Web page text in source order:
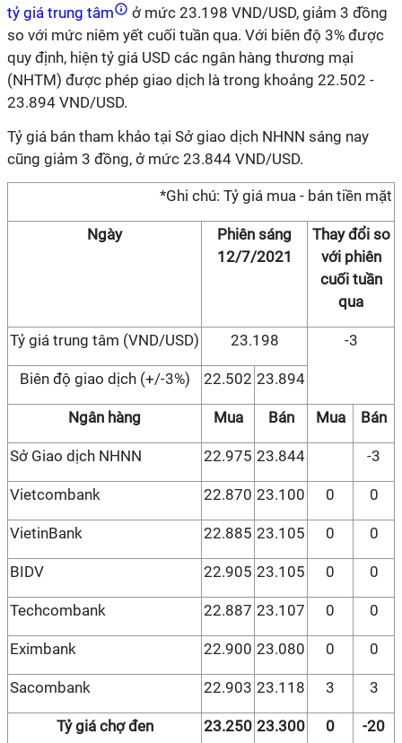
tỷ giá trung tâm
ở mức 23.198 VND/USD, giảm 3 đồng
so với mức niêm yết cuối tuần qua. Với biên độ 3% được
quy định, hiện tỷ giá USD các ngân hàng thương mại
(NHTM) được phép giao dịch là trong khoảng 22.502 -
23.894 VND/USD.
Tỷ giá bán tham khảo tại Sở giao dịch NHNN sáng nay
cũng giảm 3 đồng, ở mức 23.844 VND/USD.
*Ghi chú: Tỷ giá mua - bán tiền mặt
Ngày
Phiên sáng
12/7/2021
Thay đổi so
với phiên
cuối tuần
qua
Tỷ giá trung tâm (VND/USD) 23.198 -3
Biên độ giao dịch (+/-3%) 22.502 23.894
Ngân hàng Mua Bán Mua Bán
Sở Giao dịch NHNN 22.975 23.844 -3
Vietcombank 22.870 23.100 0 0
VietinBank 22.885 23.105 0 0
BIDV 22.905 23.105 0 0
Techcombank 22.887 23.107 0 0
Eximbank 22.900 23.080 0 0
Sacombank 22.903 23.118 3 3
Tỷ giá chợ đen 23.250 23.300 0 -20